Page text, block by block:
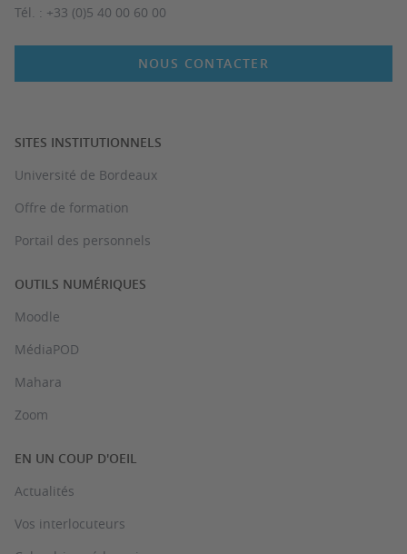
Tél. : +33 (0)5 40 00 60 00
NOUS CONTACTER
SITES INSTITUTIONNELS
Université de Bordeaux
Offre de formation
Portail des personnels
OUTILS NUMÉRIQUES
Moodle
MédiaPOD
Mahara
Zoom
EN UN COUP D'OEIL
Actualités
Vos interlocuteurs